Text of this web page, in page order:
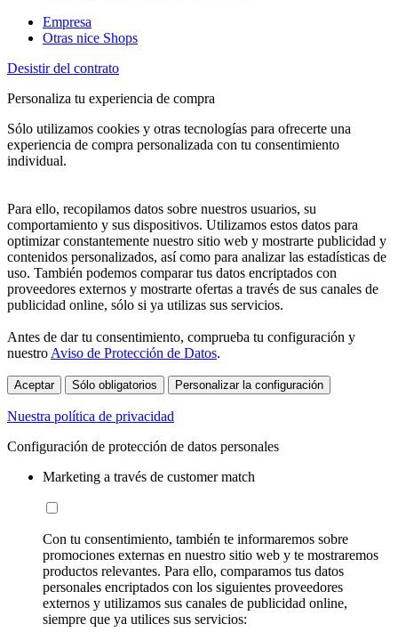
Empresa
Otras nice Shops
Desistir del contrato
Personaliza tu experiencia de compra
Sólo utilizamos cookies y otras tecnologías para ofrecerte una
experiencia de compra personalizada con tu consentimiento
individual.
Para ello, recopilamos datos sobre nuestros usuarios, su
comportamiento y sus dispositivos. Utilizamos estos datos para
optimizar constantemente nuestro sitio web y mostrarte publicidad y
contenidos personalizados, así como para analizar las estadísticas de
uso. También podemos comparar tus datos encriptados con
proveedores externos y mostrarte ofertas a través de sus canales de
publicidad online, sólo si ya utilizas sus servicios.
Antes de dar tu consentimiento, comprueba tu configuración y
nuestro Aviso de Protección de Datos.
Aceptar Sólo obligatorios Personalizar la configuración
Nuestra política de privacidad
Configuración de protección de datos personales
Marketing a través de customer match
Con tu consentimiento, también te informaremos sobre
promociones externas en nuestro sitio web y te mostraremos
productos relevantes. Para ello, comparamos tus datos
personales encriptados con los siguientes proveedores
externos y utilizamos sus canales de publicidad online,
siempre que ya utilices sus servicios: